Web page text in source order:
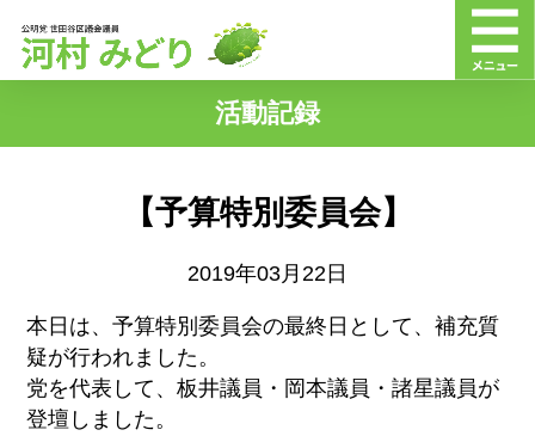
活動記録
【予算特別委員会】
2019年03月22日
本日は、予算特別委員会の最終日として、補充質
疑が行われました。
党を代表して、板井議員・岡本議員・諸星議員が
登壇しました。